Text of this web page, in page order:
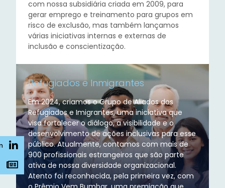
Refugiados e Inmigrantes
Em 2024, criamos o Grupo de Aliados dos
Refugiados e Imigrantes, uma iniciativa que
visa fortalecer o diálogo, a visibilidade e o
desenvolvimento de ações inclusivas para esse
público. Atualmente, contamos com mais de
900 profissionais estrangeiros que são parte
ativa de nossa diversidade organizacional.
Atento foi reconhecida, pela primeira vez, com
com nossa subsidiária criada em 2009, para
gerar emprego e treinamento para grupos em
risco de exclusão, mas também lançamos
várias iniciativas internas e externas de
inclusão e conscientização.